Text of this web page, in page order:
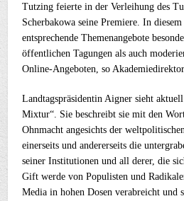
Tutzing feierte in der Verleihung des
Scherbakowa seine Premiere. In
entsprechende Themenangebote
öffentlichen Tagungen als auch
Online-Angeboten, so
Landtagspräsidentin Aigner sieht
Mixtur“. Sie beschreibt sie mit den
Ohnmacht angesichts der
einerseits und andererseits die
seiner Institutionen und all derer, die
Gift werde von Populisten und
Media in hohen Dosen verabreicht und